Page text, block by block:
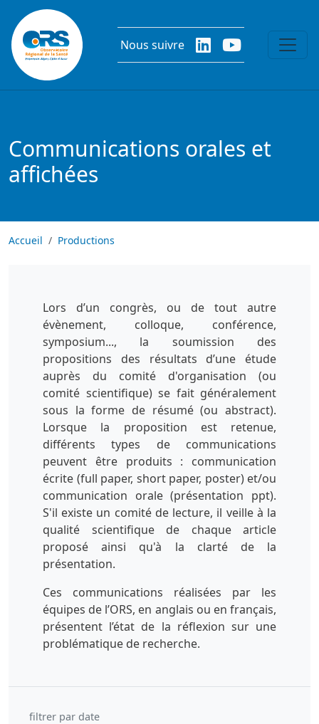
Aller au contenu principal
Nous suivre
Communications orales et
affichées
Accueil Productions
Lors d’un congrès, ou de tout autre
évènement, colloque, conférence,
symposium..., la soumission des
propositions des résultats d’une étude
auprès du comité d'organisation (ou
comité scientifique) se fait généralement
sous la forme de résumé (ou abstract).
Lorsque la proposition est retenue,
différents types de communications
peuvent être produits : communication
écrite (full paper, short paper, poster) et/ou
communication orale (présentation ppt).
S'il existe un comité de lecture, il veille à la
qualité scientifique de chaque article
proposé ainsi qu'à la clarté de la
présentation.
Ces communications réalisées par les
équipes de l’ORS, en anglais ou en français,
présentent l’état de la réflexion sur une
problématique de recherche.
filtrer par date